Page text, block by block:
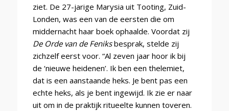
ziet. De 27-jarige Marysia uit Tooting, Zuid-
Londen, was een van de eersten die om
middernacht haar boek ophaalde. Voordat zij
De Orde van de Feniksbesprak, stelde zij
zichzelf eerst voor. “Al zeven jaar hoor ik bij
de ‘nieuwe heidenen’. Ik ben een thelemiet,
dat is een aanstaande heks. Je bent pas een
echte heks, als je bent ingewijd. Ik zie er naar
uit om in de praktijk ritueelte kunnen toveren.